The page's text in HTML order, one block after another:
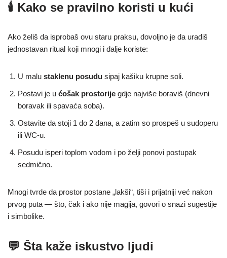
🕯️ Kako se pravilno koristi u kući
Ako želiš da isprobaš ovu staru praksu, dovoljno je da uradiš
jednostavan ritual koji mnogi i dalje koriste:
U malu staklenu posudu sipaj kašiku krupne soli.
Postavi je u ćošak prostorije gdje najviše boraviš (dnevni
boravak ili spavaća soba).
Ostavite da stoji 1 do 2 dana, a zatim so prospeš u sudoperu
ili WC-u.
Posudu isperi toplom vodom i po želji ponovi postupak
sedmično.
Mnogi tvrde da prostor postane „lakši“, tiši i prijatniji već nakon
prvog puta — što, čak i ako nije magija, govori o snazi sugestije
i simbolike.
💬 Šta kaže iskustvo ljudi